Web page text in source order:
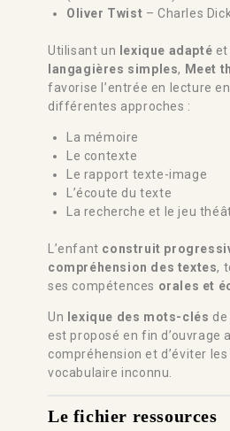
Oliver Twist – Charles
Utilisant un lexique adapté et
langagières simples, Meet
favorise l’entrée en lecture
différentes approches :
La mémoire
Le contexte
Le rapport texte-image
L’écoute du texte
La recherche et le jeu
L’enfant construit
compréhension des textes,
ses compétences orales et
Un lexique des mots-clés
est proposé en fin d’ouvrage
compréhension et d’éviter
vocabulaire inconnu.
Le fichier ressources